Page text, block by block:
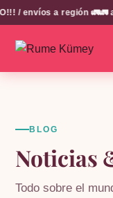
/ envíos a región 🚛🚛
BLOG
Noticias
Todo sobre el